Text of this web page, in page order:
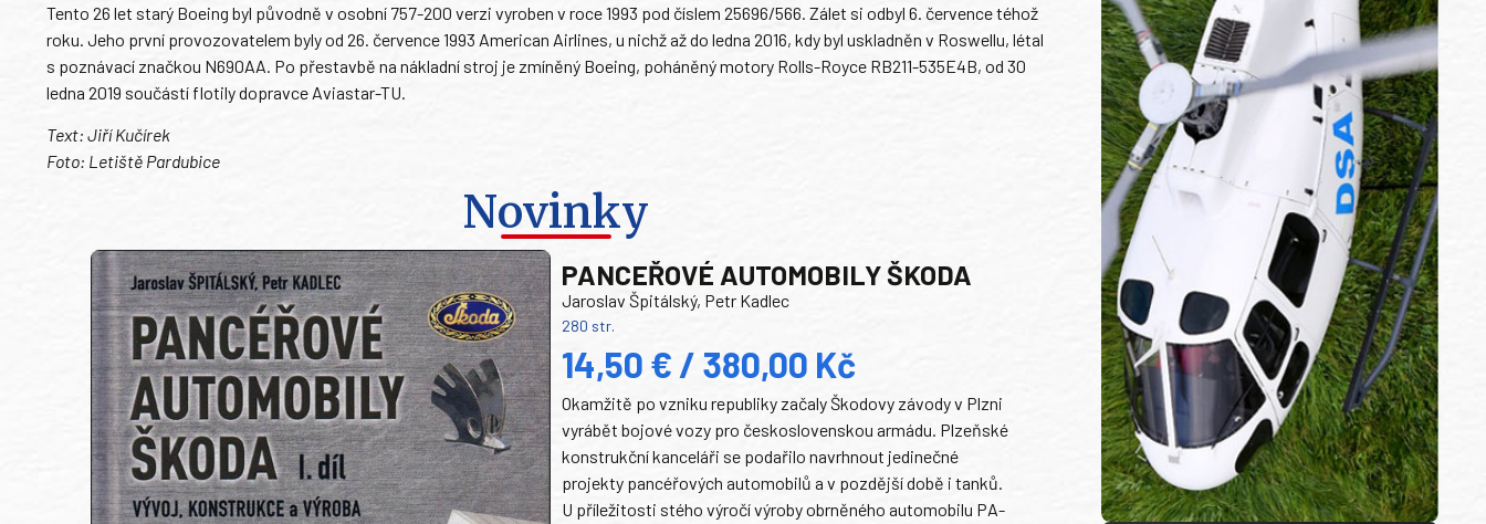
Tento 26 let starý Boeing byl původně v osobní 757-200 verzi vyroben v roce 1993 pod číslem 25696/566. Zálet si odbyl 6. července téhož
roku. Jeho první provozovatelem byly od 26. července 1993 American Airlines, u nichž až do ledna 2016, kdy byl uskladněn v Roswellu, létal
s poznávací značkou N690AA. Po přestavbě na nákladní stroj je zmíněný Boeing, poháněný motory Rolls-Royce RB211-535E4B, od 30
ledna 2019 součástí flotily dopravce Aviastar-TU.
Text: Jiří Kučírek
Foto: Letiště Pardubice
Novinky
PANCEŘOVÉ AUTOMOBILY ŠKODA
Jaroslav Špitálský, Petr Kadlec
280 str.
14,50 € / 380,00 Kč
Okamžitě po vzniku republiky začaly Škodovy závody v Plzni
vyrábět bojové vozy pro československou armádu. Plzeňské
konstrukční kanceláři se podařilo navrhnout jedinečné
projekty pancéřových automobilů a v pozdější době i tanků.
U příležitosti stého výročí výroby obrněného automobilu PA-